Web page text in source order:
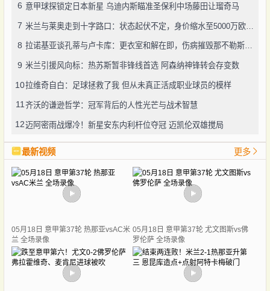
6 意甲球探锁定日本新星 乌迪内斯瞄准圣保利中场藤田让瑠奇马
7 米兰与莱奥走到十字路口：状态起伏不定，身价缩水至5000万欧区间
8 拉诺基亚谈孔蒂与卢卡库：更衣室和解在即，伤病摧毁那不勒斯争冠希望
9 米兰引援风向标：热苏斯暂非锋线首选 阿森纳神锋转会存变数
10拉维奇自白：足球拯救了我 但从未真正活成职业球员的模样
11齐沃的谦逊哲学：冠军背后的人性光芒与战术智慧
12迈阿密雨战爆冷！新星安东内利杆位夺冠 迈凯伦双雄搅局
最新视频 更多
05月18日 意甲第37轮 热那亚vsAC米
兰 全场录像
05月18日 意甲第37轮 尤文图斯vs佛
罗伦萨 全场录像